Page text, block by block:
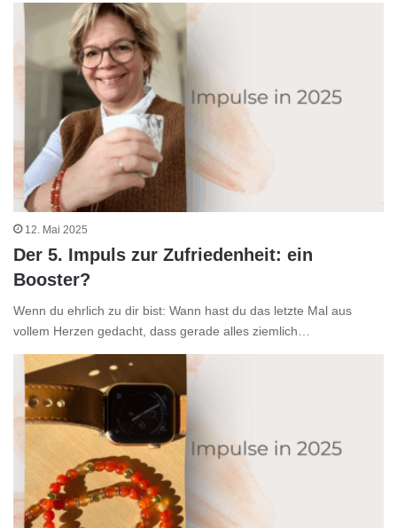
12. Mai 2025
Der 5. Impuls zur Zufriedenheit: ein
Booster?
Wenn du ehrlich zu dir bist: Wann hast du das letzte Mal aus
vollem Herzen gedacht, dass gerade alles ziemlich…